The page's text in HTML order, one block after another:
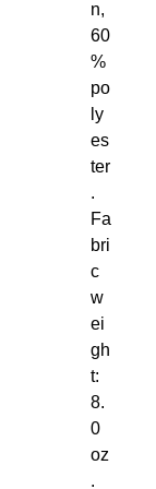
n,
60
%
po
ly
es
ter
.
Fa
bri
c
w
ei
gh
t:
8.
0
oz
.